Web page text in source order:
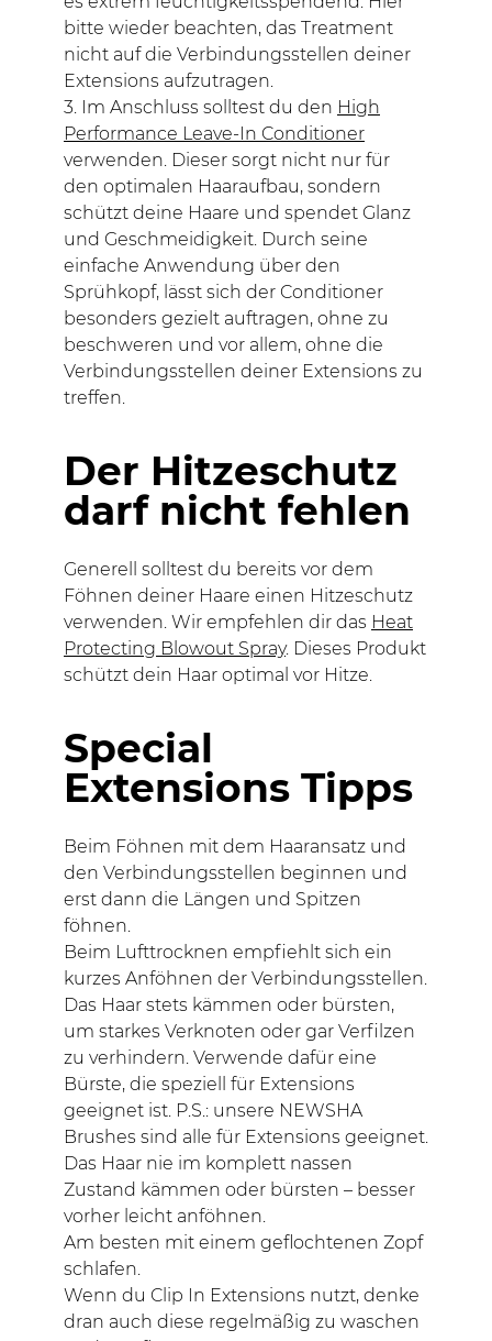
bitte wieder beachten, das Treatment
nicht auf die Verbindungsstellen deiner
Extensions aufzutragen.
3. Im Anschluss solltest du den High
Performance Leave-In Conditioner
verwenden. Dieser sorgt nicht nur für
den optimalen Haaraufbau, sondern
schützt deine Haare und spendet Glanz
und Geschmeidigkeit. Durch seine
einfache Anwendung über den
Sprühkopf, lässt sich der Conditioner
besonders gezielt auftragen, ohne zu
beschweren und vor allem, ohne die
Verbindungsstellen deiner Extensions zu
treffen.
Der Hitzeschutz
darf nicht fehlen
Generell solltest du bereits vor dem
Föhnen deiner Haare einen Hitzeschutz
verwenden. Wir empfehlen dir das Heat
Protecting Blowout Spray. Dieses Produkt
schützt dein Haar optimal vor Hitze.
Special
Extensions Tipps
Beim Föhnen mit dem Haaransatz und
den Verbindungsstellen beginnen und
erst dann die Längen und Spitzen
föhnen.
Beim Lufttrocknen empfiehlt sich ein
kurzes Anföhnen der Verbindungsstellen.
Das Haar stets kämmen oder bürsten,
um starkes Verknoten oder gar Verfilzen
zu verhindern. Verwende dafür eine
Bürste, die speziell für Extensions
geeignet ist. P.S.: unsere NEWSHA
Brushes sind alle für Extensions geeignet.
Das Haar nie im komplett nassen
Zustand kämmen oder bürsten – besser
vorher leicht anföhnen.
Am besten mit einem geflochtenen Zopf
schlafen.
Wenn du Clip In Extensions nutzt, denke
dran auch diese regelmäßig zu waschen